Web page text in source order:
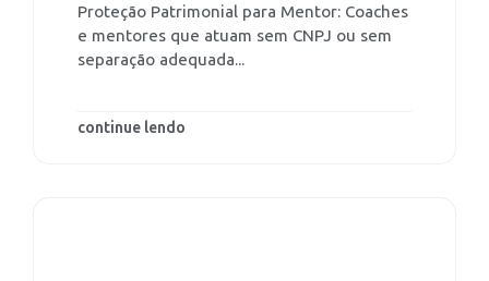
Proteção Patrimonial para Mentor: Coaches
e mentores que atuam sem CNPJ ou sem
separação adequada...
continue lendo